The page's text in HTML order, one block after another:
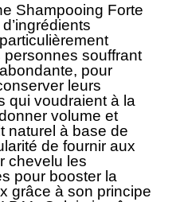
Shampooing Forte
souffrant
pour
leurs
qui voudraient à la
volume et
naturel à base de
de fournir aux
chevelu les
pour booster la
grâce à son principe